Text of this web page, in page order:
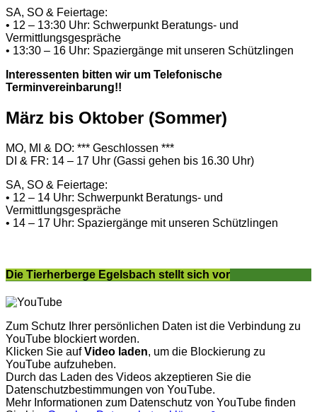
SA, SO & Feiertage:
• 12 – 13:30 Uhr: Schwerpunkt Beratungs- und
Vermittlungsgespräche
• 13:30 – 16 Uhr: Spaziergänge mit unseren Schützlingen
Interessenten bitten wir um Telefonische
Terminvereinbarung!!
März bis Oktober (Sommer)
MO, MI & DO: *** Geschlossen ***
DI & FR: 14 – 17 Uhr (Gassi gehen bis 16.30 Uhr)
SA, SO & Feiertage:
• 12 – 14 Uhr: Schwerpunkt Beratungs- und
Vermittlungsgespräche
• 14 – 17 Uhr: Spaziergänge mit unseren Schützlingen
Die Tierherberge Egelsbach stellt sich vor
Zum Schutz Ihrer persönlichen Daten ist die Verbindung zu
YouTube blockiert worden.
Klicken Sie aufVideo laden, um die Blockierung zu
YouTube aufzuheben.
Durch das Laden des Videos akzeptieren Sie die
Datenschutzbestimmungen von YouTube.
Mehr Informationen zum Datenschutz von YouTube finden